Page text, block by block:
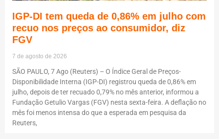
IGP-DI tem queda de 0,86% em julho com
recuo nos preços ao consumidor, diz
FGV
7 de agosto de 2026
SÃO PAULO, 7 Ago (Reuters) – O Índice Geral de Preços-
Disponibilidade Interna (IGP-DI) registrou queda de 0,86% em
julho, depois de ter recuado 0,79% no mês anterior, informou a
Fundação Getulio Vargas (FGV) nesta sexta-feira. A deflação no
mês foi menos intensa do que a esperada em pesquisa da
Reuters,